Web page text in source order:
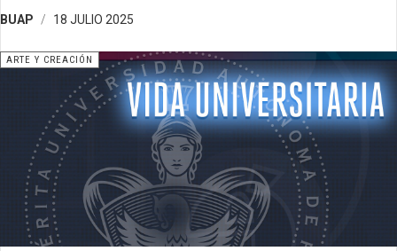
BUAP 18 JULIO 2025
ARTE Y CREACIÓN